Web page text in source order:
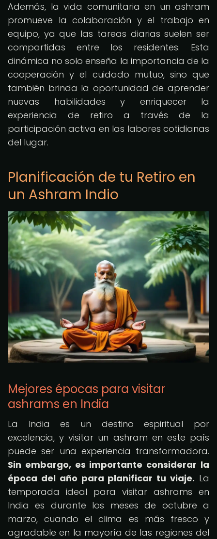
Además, la vida comunitaria en un ashram
promueve la colaboración y el trabajo en
equipo, ya que las tareas diarias suelen ser
compartidas entre los residentes. Esta
dinámica no solo enseña la importancia de la
cooperación y el cuidado mutuo, sino que
también brinda la oportunidad de aprender
nuevas habilidades y enriquecer la
experiencia de retiro a través de la
participación activa en las labores cotidianas
del lugar.
Planificación de tu Retiro en
un Ashram Indio
Mejores épocas para visitar
ashrams en India
La India es un destino espiritual por
excelencia, y visitar un ashram en este país
puede ser una experiencia transformadora.
Sin embargo, es importante considerar la
época del año para planificar tu viaje. La
temporada ideal para visitar ashrams en
India es durante los meses de octubre a
marzo, cuando el clima es más fresco y
agradable en la mayoría de las regiones del